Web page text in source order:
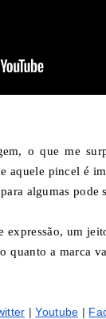
o que me
aquele pincel é
algumas pode
expressão, um
quanto a marca
| Youtube |